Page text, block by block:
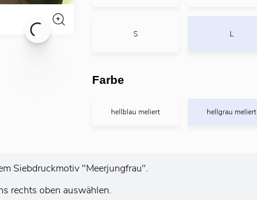
S L
Farbe
hellblau meliert hellgrau meliert
Siebdruckmotiv "Meerjungfrau".
rechts oben auswählen.